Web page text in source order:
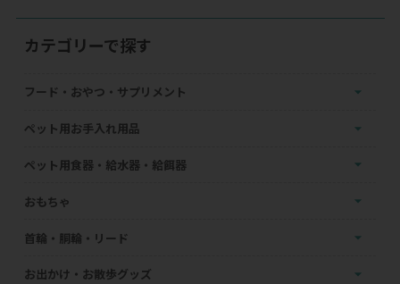
カテゴリーで探す
フード・おやつ・サプリメント
ペット用お手入れ用品
ペット用食器・給水器・給餌器
おもちゃ
首輪・胴輪・リード
お出かけ・お散歩グッズ